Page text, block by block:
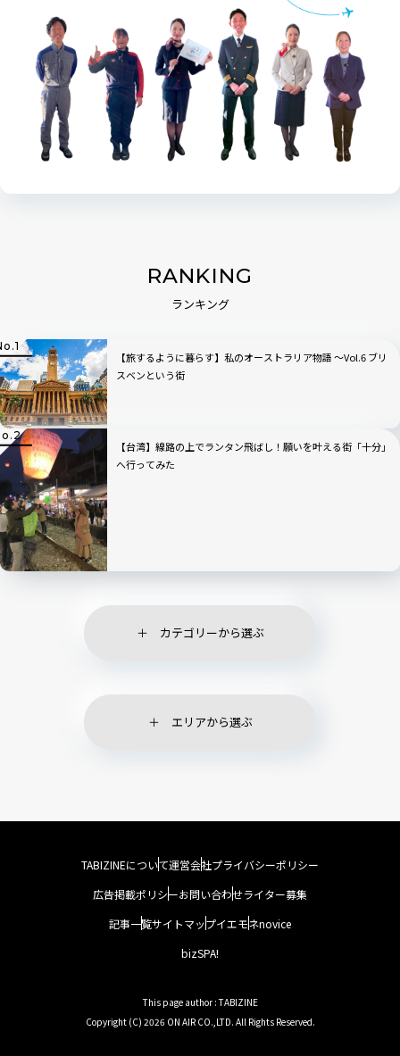
RANKING
ランキング
【旅するように暮らす】私のオーストラリア物語 〜Vol.6 ブリ
スベンという街
【台湾】線路の上でランタン飛ばし！願いを叶える街「十分」
へ行ってみた
カテゴリーから選ぶ
エリアから選ぶ
TABIZINEについて運営会社プライバシーポリシー
広告掲載ポリシーお問い合わせライター募集
記事一覧サイトマップイエモネnovice
bizSPA!
This page author : TABIZINE
Copyright (C) 2026 ON AIR CO.,LTD. All Rights Reserved.